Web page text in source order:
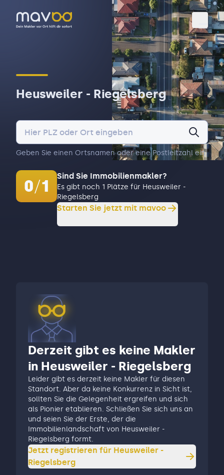
Heusweiler - Riegelsberg
Geben Sie einen Ortsnamen oder eine Postleitzahl ein.
0/1
Sind Sie Immobilienmakler?
Es gibt noch 1 Plätze für Heusweiler -
Riegelsberg
Starten Sie jetzt mit mavoo
Derzeit gibt es keine Makler
in Heusweiler - Riegelsberg
Leider gibt es derzeit keine Makler für diesen
Standort. Aber da keine Konkurrenz in Sicht ist,
sollten Sie die Gelegenheit ergreifen und sich
als Pionier etablieren. Schließen Sie sich uns an
und seien Sie der Erste, der die
Immobilienlandschaft von Heusweiler -
Riegelsberg formt.
Jetzt registrieren für Heusweiler -
Riegelsberg